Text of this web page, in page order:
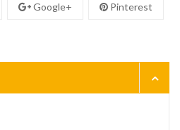
Google+ Pinterest